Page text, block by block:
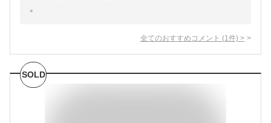
。
全てのおすすめコメント (1 件) >
SOLD